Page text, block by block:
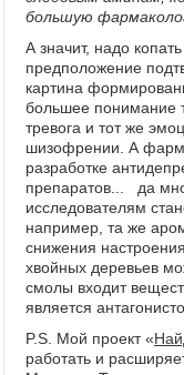
большую
А значит, надо
предположение
картина
большее понимание
тревога и тот же
шизофрении. А
разработке
препаратов... да
исследователям
например, та же
снижения
хвойных деревьев
смолы входит
является
P.S. Мой проект «
работать и